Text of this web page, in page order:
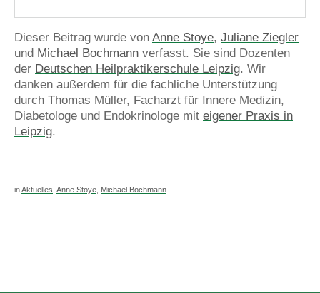
Dieser Beitrag wurde von Anne Stoye, Juliane Ziegler
und Michael Bochmann verfasst. Sie sind Dozenten
der Deutschen Heilpraktikerschule Leipzig. Wir
danken außerdem für die fachliche Unterstützung
durch Thomas Müller, Facharzt für Innere Medizin,
Diabetologe und Endokrinologe mit eigener Praxis in
Leipzig.
inAktuelles Anne Stoye Michael Bochmann